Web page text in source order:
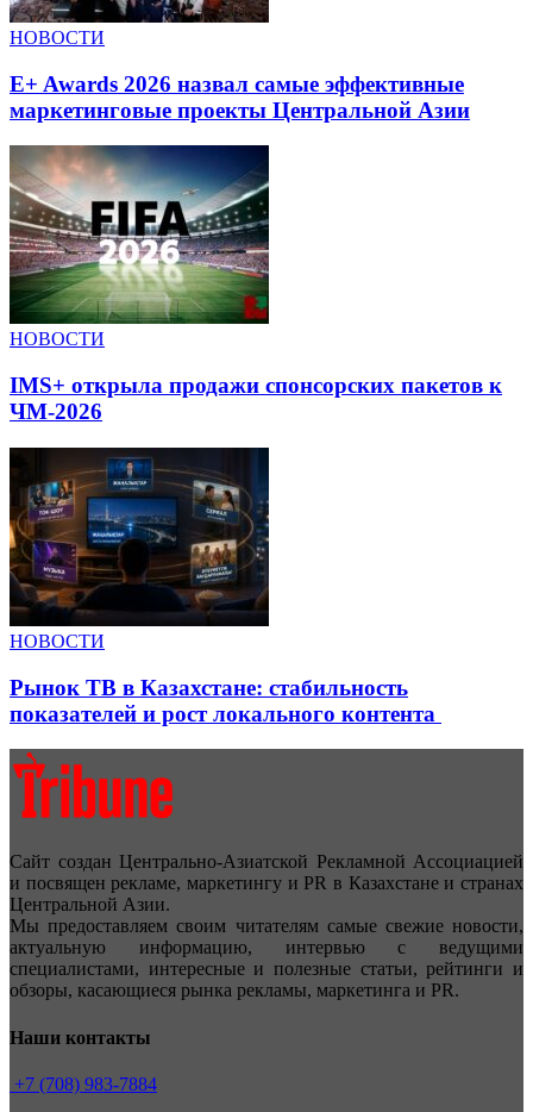
НОВОСТИ
E+ Awards 2026 назвал самые эффективные
маркетинговые проекты Центральной Азии
НОВОСТИ
IMS+ открыла продажи спонсорских пакетов к
ЧМ-2026
НОВОСТИ
Рынок ТВ в Казахстане: стабильность
показателей и рост локального контента
Сайт создан Центрально-Азиатской Рекламной Ассоциацией
и посвящен рекламе, маркетингу и PR в Казахстане и странах
Центральной Азии.
Мы предоставляем своим читателям самые свежие новости,
актуальную информацию, интервью с ведущими
специалистами, интересные и полезные статьи, рейтинги и
обзоры, касающиеся рынка рекламы, маркетинга и PR.
Наши контакты
+7 (708) 983-7884